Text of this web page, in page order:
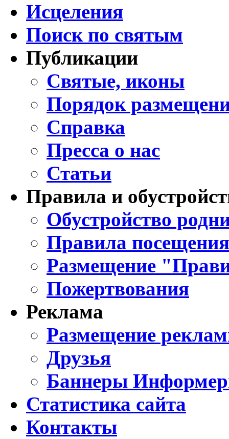
Исцеления
Поиск по святым
Публикации
Святые, иконы
Порядок
Справка
Пресса о нас
Статьи
Правила и
Обустройство
Правила
Размещение
Пожертвования
Реклама
Размещение
Друзья
Баннеры
Статистика сайта
Контакты